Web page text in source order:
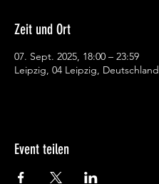
Zeit und Ort
07. Sept. 2025, 18:00 – 23:59
Leipzig, 04 Leipzig, Deutschland
Event teilen